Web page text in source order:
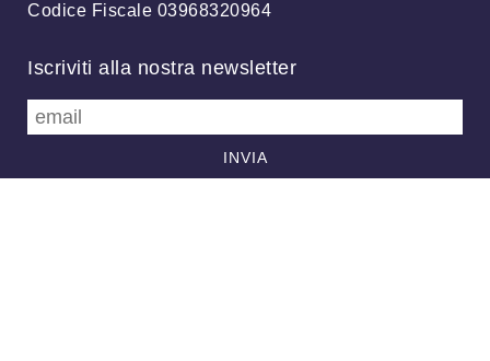
Codice Fiscale 03968320964
Iscriviti alla nostra newsletter